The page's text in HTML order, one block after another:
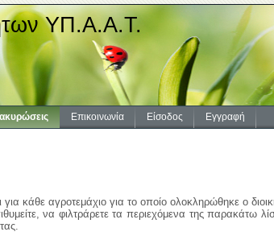
ΥΠ.Α.Α.Τ.
Επικοινωνία Είσοδος
Εγγραφή
κάθε αγροτεμάχιο για το οποίο ολοκληρώθηκε ο
να φιλτράρετε τα περιεχόμενα της παρακάτω